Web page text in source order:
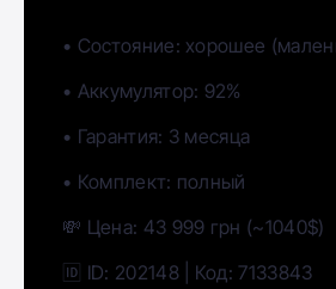
• Состояние: хорошее
• Аккумулятор: 92%
• Гарантия: 3 месяца
• Комплект: полный
💸 Цена: 43 999 грн (~1040$)
🆔 ID: 202148 | Код: 7133843